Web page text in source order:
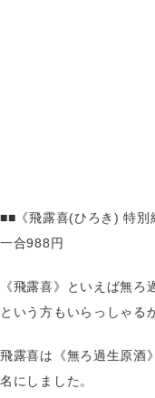
■■《飛露喜(ひろき) 特別
一合988円
《飛露喜》といえば無ろ
という方もいらっしゃる
飛露喜は《無ろ過生原酒
名にしました。